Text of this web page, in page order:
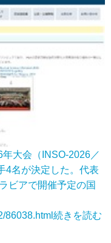
大会（INSO-2026／
4名が決定した。代表
ビアで開催予定の国
86038.html 続きを読む